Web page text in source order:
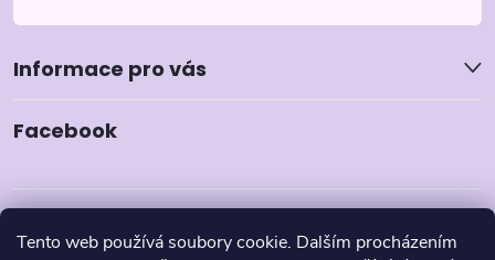
Tento web používá soubory cookie. Dalším procházením
Informace pro vás
Facebook